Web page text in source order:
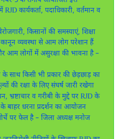
कार्यकर्ता, पदाधिकारी, वर्तमान व
किसानों की समस्याएं, शिक्षा
कानून व्यवस्था से आम लोग परेशान हैं
आम लोगों में असुरक्षा की भावना है –
के साथ किसी भी प्रकार की छेड़छाड़ का
की रक्षा के लिए संघर्ष जारी रखेगा
भ्रष्टाचार व गरीबी के मुद्दे पर RJD के
के बाहर धरना प्रदर्शन का आयोजन
पर फेल है – जिला अध्यक्ष मनोज